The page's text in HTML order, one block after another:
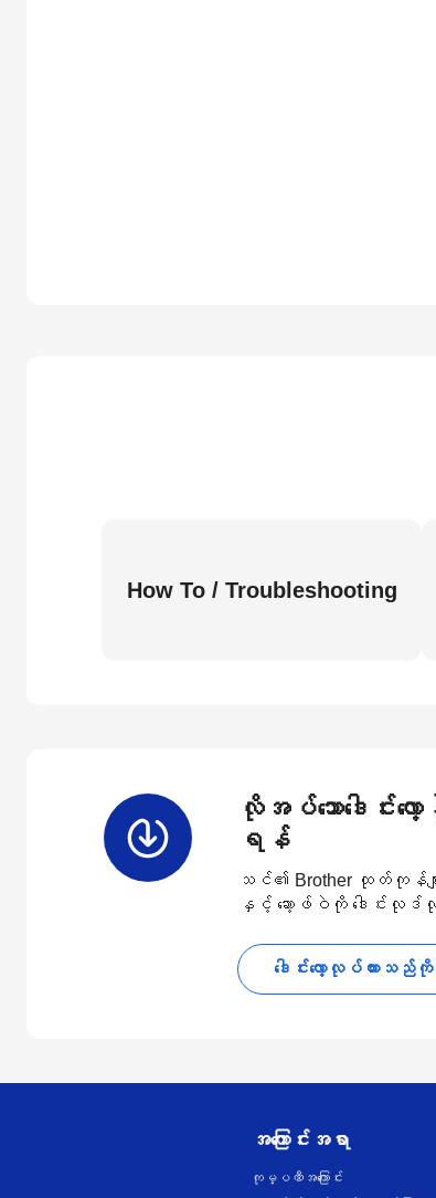
How To / Troubleshooting
လိုအပ်သောဒေါင်းလေ
ရန်
သင်၏ Brother ထုတ်ကုန်များ
နှင့် ဆော့ဖ်ဝဲကို ဒေါင်းလုဒ်
ဒေါင်းလော့လုပ်ထားသ
အကြောင်းအရာ
ကုမ္ပဏီအကြောင်း